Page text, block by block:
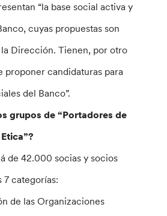
“la base social activa y
cuyas propuestas son
Dirección. Tienen, por otro
proponer candidaturas para
del Banco”.
grupos de “Portadores de
de 42.000 socias y socios
7 categorías:
de las Organizaciones